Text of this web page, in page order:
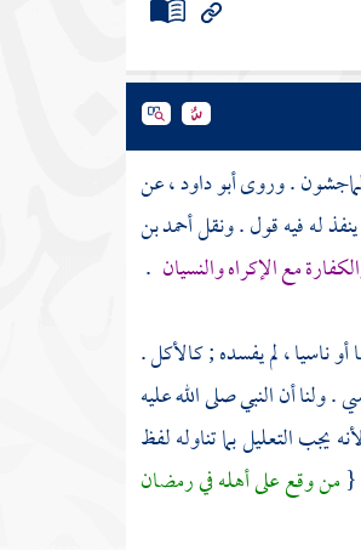
. وروىأبو داود، عن
له فيه قول . ونقلأحمد بن
مع الإكراه والنسيان .
ناسيا ، لم يفسده ; كالأكل .
ولنا أن النبي صلى الله عليه
التعليل بما تناوله لفظ
{من وقع على أهله في رمضان